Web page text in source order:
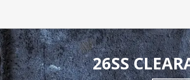
26SS